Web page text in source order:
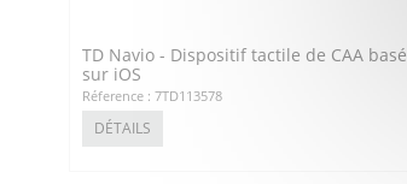
TD Navio - Dispositif tactile de CAA basé
sur iOS
Réference : 7TD113578
DÉTAILS